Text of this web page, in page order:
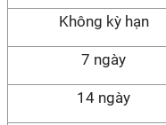
Không kỳ hạn
7 ngày
14 ngày